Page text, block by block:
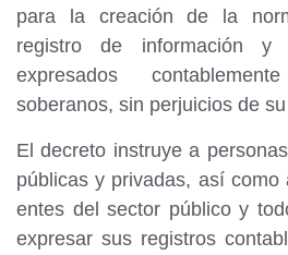
para la creación de la
registro de información y
expresados
soberanos, sin perjuicios de
El decreto instruye a
públicas y privadas, así
entes del sector público y
expresar sus registros